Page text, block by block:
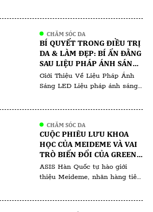
chức , quy tụ hàng trăm
chuyên gia , khách mời và học
viên đến từ khắp nơi trong và
ngoài nước. Sự […]
CHĂM SÓC DA
BÍ QUYẾT TRONG ĐIỀU TRỊ
DA & LÀM ĐẸP: BÍ ẨN ĐẰNG
SAU LIỆU PHÁP ÁNH SÁNG
LED: KHÁM PHÁ BÍ QUYẾT
ĐỂ CÓ LÀN DA RẠNG RỠ
Giới Thiệu Về Liệu Pháp Ánh
Sáng LED Liệu pháp ánh sáng
làm đẹp và người tiêu dùng.
Phương pháp không xâm lấn
này sử dụng các bước sóng ánh
sáng đặc thù để giải quyết […]
CHĂM SÓC DA
CUỘC PHIÊU LƯU KHOA
HỌC CỦA MEIDEME VÀ VAI
TRÒ BIẾN ĐỔI CỦA GREEN
SALVIA TRONG HỘI CHỨNG
NGHIỆN CORTICOID
ASIS Hàn Quốc tự hào giới
thiệu Meideme, nhãn hàng tiên